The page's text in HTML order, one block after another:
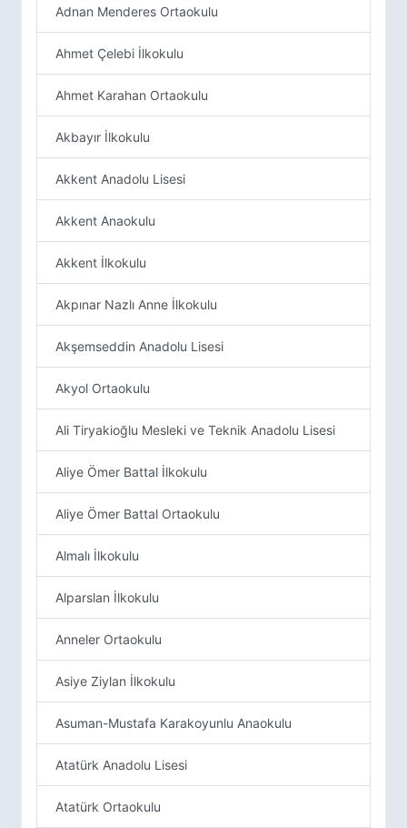
Adnan Menderes Ortaokulu
Ahmet Çelebi İlkokulu
Ahmet Karahan Ortaokulu
Akbayır İlkokulu
Akkent Anadolu Lisesi
Akkent Anaokulu
Akkent İlkokulu
Akpınar Nazlı Anne İlkokulu
Akşemseddin Anadolu Lisesi
Akyol Ortaokulu
Ali Tiryakioğlu Mesleki ve Teknik Anadolu Lisesi
Aliye Ömer Battal İlkokulu
Aliye Ömer Battal Ortaokulu
Almalı İlkokulu
Alparslan İlkokulu
Anneler Ortaokulu
Asiye Ziylan İlkokulu
Asuman-Mustafa Karakoyunlu Anaokulu
Atatürk Anadolu Lisesi
Atatürk Ortaokulu